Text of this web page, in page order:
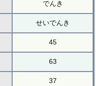
でんき
せいでんき
45
63
37